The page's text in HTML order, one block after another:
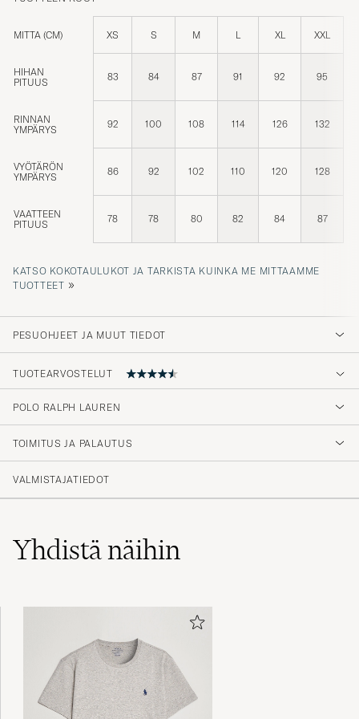
MITTA (CM) XS S M L XL XXL
HIHAN
PITUUS
83 84 87 91 92 95
RINNAN
YMPÄRYS
92 100 108 114 126 132
VYÖTÄRÖN
YMPÄRYS
86 92 102 110 120 128
VAATTEEN
PITUUS
78 78 80 82 84 87
KATSO KOKOTAULUKOT JA TARKISTA KUINKA ME MITTAAMME
TUOTTEET »
PESUOHJEET JA MUUT TIEDOT
TUOTEARVOSTELUT
4.8
(37)
(6)
(2)
Jättesnygg
OSTETTU OSOITTEESSA CAREOFCARL.SE
Bra service
POLO RALPH LAUREN
TOIMITUS JA PALAUTUS
VALMISTAJATIEDOT
Yhdistä näihin